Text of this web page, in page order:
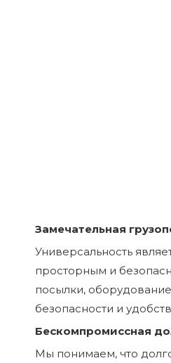
Замечательная
Универсальность
просторным и
посылки,
безопасности и
Бескомпромиссная
Мы понимаем, что